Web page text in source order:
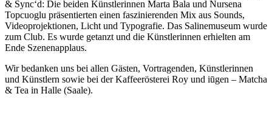
& Sync‘d: Die beiden Künstlerinnen Marta Bala und Nursena
Topcuoglu präsentierten einen faszinierenden Mix aus Sounds,
Videoprojektionen, Licht und Typografie. Das Salinemuseum wurde
zum Club. Es wurde getanzt und die Künstlerinnen erhielten am
Ende Szenenapplaus.
Wir bedanken uns bei allen Gästen, Vortragenden, Künstlerinnen
und Künstlern sowie bei der Kaffeerösterei Roy und iūgen – Matcha
& Tea in Halle (Saale).